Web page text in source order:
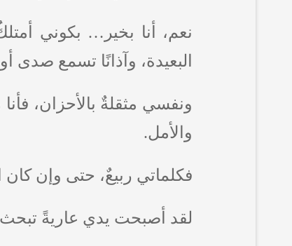
نعم، أنا بخير… بكوني
البعيدة، وآذانًا تسمع صدى
ونفسي مثقلةٌ بالأحزان،
والأمل.
فكلماتي ربيعٌ، حتى وإن
لقد أصبحت يدي عاريةً